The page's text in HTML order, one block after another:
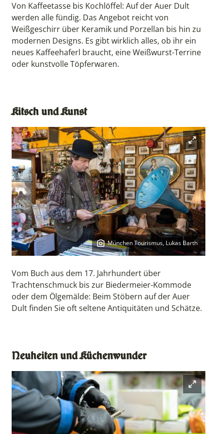
Von Kaffeetasse bis Kochlöffel: Auf der Auer Dult
werden alle fündig. Das Angebot reicht von
Weißgeschirr über Keramik und Porzellan bis hin zu
modernen Designs. Es gibt wirklich alles, ob ihr ein
neues Kaffeehaferl braucht, eine Weißwurst-Terrine
oder kunstvolle Töpferwaren.
Kitsch und Kunst
Copyright:
München Tourismus, Lukas Barth
Open
Vom Buch aus dem 17. Jahrhundert über
Trachtenschmuck bis zur Biedermeier-Kommode
oder dem Ölgemälde: Beim Stöbern auf der Auer
Dult finden Sie oft seltene Antiquitäten und Schätze.
Neuheiten und Küchenwunder
Open